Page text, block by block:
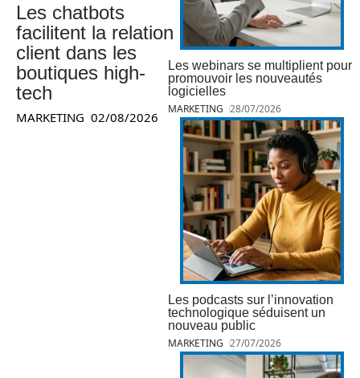
Les chatbots
facilitent la relation
client dans les
boutiques high-
tech
MARKETING 02/08/2026
Les webinars se multiplient pour
promouvoir les nouveautés
logicielles
MARKETING 28/07/2026
Les podcasts sur l’innovation
technologique séduisent un
nouveau public
MARKETING 27/07/2026